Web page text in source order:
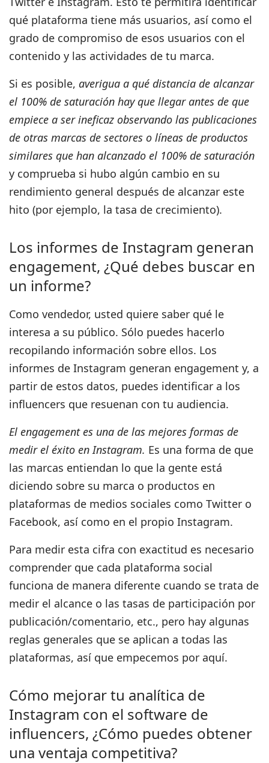
qué plataforma tiene más usuarios, así como el
grado de compromiso de esos usuarios con el
contenido y las actividades de tu marca.
Si es posible,averigua a qué distancia de alcanzar
el 100% de saturación hay que llegar antes de que
empiece a ser ineficaz observando las publicaciones
de otras marcas de sectores o líneas de productos
similares que han alcanzado el 100% de saturación
y comprueba si hubo algún cambio en su
rendimiento general después de alcanzar este
hito (por ejemplo, la tasa de crecimiento).
Los informes de Instagram generan
engagement, ¿Qué debes buscar en
un informe?
Como vendedor, usted quiere saber qué le
interesa a su público. Sólo puedes hacerlo
recopilando información sobre ellos. Los
informes de Instagram generan engagement y, a
partir de estos datos, puedes identificar a los
influencers que resuenan con tu audiencia.
El engagement es una de las mejores formas de
medir el éxito en Instagram. Es una forma de que
las marcas entiendan lo que la gente está
diciendo sobre su marca o productos en
plataformas de medios sociales como Twitter o
Facebook, así como en el propio Instagram.
Para medir esta cifra con exactitud es necesario
comprender que cada plataforma social
funciona de manera diferente cuando se trata de
medir el alcance o las tasas de participación por
publicación/comentario, etc., pero hay algunas
reglas generales que se aplican a todas las
plataformas, así que empecemos por aquí.
Cómo mejorar tu analítica de
Instagram con el software de
influencers, ¿Cómo puedes obtener
una ventaja competitiva?